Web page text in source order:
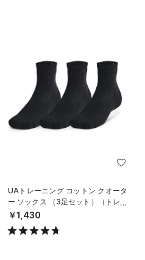
UAトレーニング コットン クオータ
ー ソックス （3足セット）（トレー
ニング/UNISEX）
￥1,430